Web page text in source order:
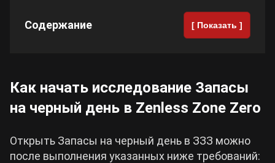
Содержание [ Показать ]
Как начать исследование Запасы
на черный день в Zenless Zone Zero
Открыть Запасы на черный день в ЗЗЗ можно
после выполнения указанных ниже требований: